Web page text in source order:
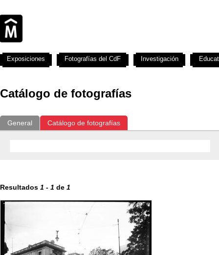
Catálogo de fotografías
General Catálogo de fotografías
Resultados 1 - 1 de 1
Exposiciones Fotografías del CdF Investigación